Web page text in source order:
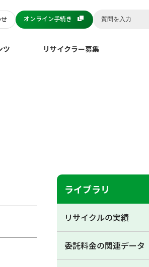
オンライン手続き
ツ リサイクラー募集
ライブラリ
リサイクルの実績
委託料金の関連データ